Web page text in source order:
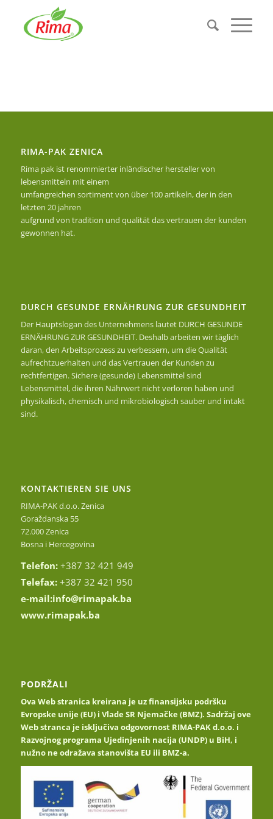
RIMA-PAK ZENICA
Rima pak ist renommierter inländischer hersteller von
lebensmitteln mit einem
umfangreichen sortiment von über 100 artikeln, der in den
letzten 20 jahren
aufgrund von tradition und qualität das vertrauen der kunden
gewonnen hat.
DURCH GESUNDE ERNÄHRUNG ZUR GESUNDHEIT
Der Hauptslogan des Unternehmens lautet DURCH GESUNDE
ERNÄHRUNG ZUR GESUNDHEIT. Deshalb arbeiten wir täglich
daran, den Arbeitsprozess zu verbessern, um die Qualität
aufrechtzuerhalten und das Vertrauen der Kunden zu
rechtfertigen. Sichere (gesunde) Lebensmittel sind
Lebensmittel, die ihren Nährwert nicht verloren haben und
physikalisch, chemisch und mikrobiologisch sauber und intakt
sind.
KONTAKTIEREN SIE UNS
RIMA-PAK d.o.o. Zenica
Goraždanska 55
72.000 Zenica
Bosna i Hercegovina
Telefon: +387 32 421 949
Telefax: +387 32 421 950
e-mail:info@rimapak.ba
www.rimapak.ba
PODRŽALI
Ova Web stranica kreirana je uz finansijsku podršku
Evropske unije (EU) i Vlade SR Njemačke (BMZ). Sadržaj ove
Web stranca je isključiva odgovornost RIMA-PAK d.o.o. i
Razvojnog programa Ujedinjenih nacija (UNDP) u BiH, i
nužno ne odražava stanovišta EU ili BMZ-a.